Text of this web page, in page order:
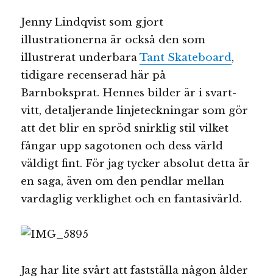
Jenny Lindqvist som gjort
illustrationerna är också den som
illustrerat underbaraTant Skateboard,
tidigare recenserad här på
Barnboksprat. Hennes bilder är i svart-
vitt, detaljerande linjeteckningar som gör
att det blir en spröd snirklig stil vilket
fångar upp sagotonen och dess värld
väldigt fint. För jag tycker absolut detta är
en saga, även om den pendlar mellan
vardaglig verklighet och en fantasivärld.
Jag har lite svårt att fastställa någon ålder